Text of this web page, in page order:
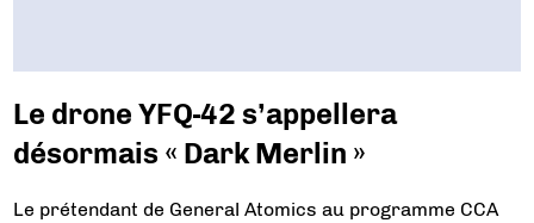
Le drone YFQ-42 s’appellera
désormais « Dark Merlin »
Le prétendant de General Atomics au programme CCA